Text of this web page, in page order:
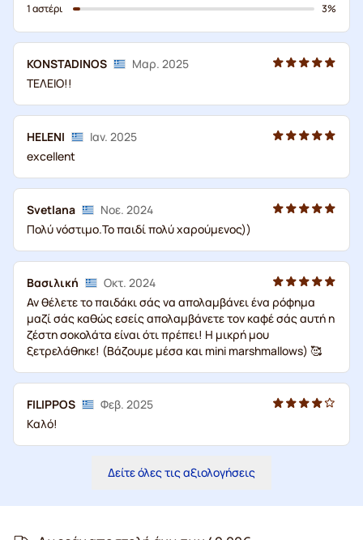
1 αστέρι
3%
KONSTADINOS
Μαρ. 2025
ΤΕΛΕΙΟ!!
HELENI
Ιαν. 2025
excellent
Svetlana
Νοε. 2024
Πολύ νόστιμο.Το παιδί πολύ χαρούμενος))
Βασιλική
Οκτ. 2024
Αν θέλετε το παιδάκι σάς να απολαμβάνει ένα ρόφημα
μαζί σάς καθώς εσείς απολαμβάνετε τον καφέ σάς αυτή η
ζέστη σοκολάτα είναι ότι πρέπει! Η μικρή μου
ξετρελάθηκε! (Βάζουμε μέσα και mini marshmallows) 🥰
FILIPPOS
Φεβ. 2025
Καλό!
Δείτε όλες τις αξιολογήσεις